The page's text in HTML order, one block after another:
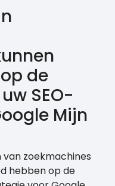
de
SEO-
Mijn
zoekmachines
hebben op de